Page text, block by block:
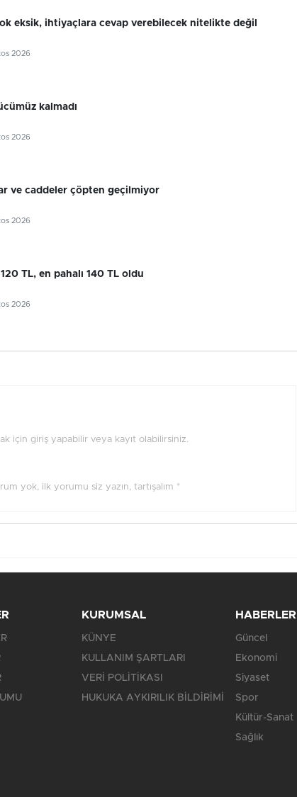
eksik, ihtiyaçlara cevap verebilecek nitelikte değil
2026
kalmadı
2026
ve caddeler çöpten geçilmiyor
2026
TL, en pahalı 140 TL oldu
2026
için giriş yapabilir veya kayıt olabilirsiniz.
yok, ilk yorumu siz yazın, tartışalım *
KURUMSAL
KÜNYE
KULLANIM ŞARTLARI
VERİ POLİTİKASI
HUKUKA AYKIRILIK BİLDİRİMİ
HABERLER
Güncel
Ekonomi
Siyaset
Spor
Kültür-Sanat
Sağlık